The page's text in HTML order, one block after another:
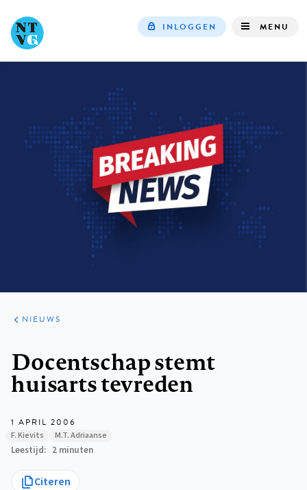
INLOGGEN MENU
ARTIKELEN
HET
KORT
NIEUWS
Docentschap stemt
huisarts tevreden
1 APRIL 2006
F. Kievits M.T. Adriaanse
Leestijd 2 minuten
Citeren